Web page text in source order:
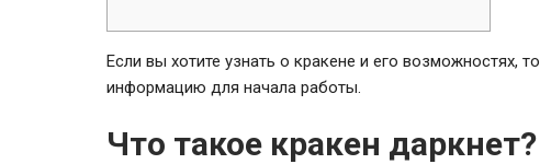
Если вы хотите узнать о кракене и его возможностях, то
информацию для начала работы.
Что такое кракен даркнет?